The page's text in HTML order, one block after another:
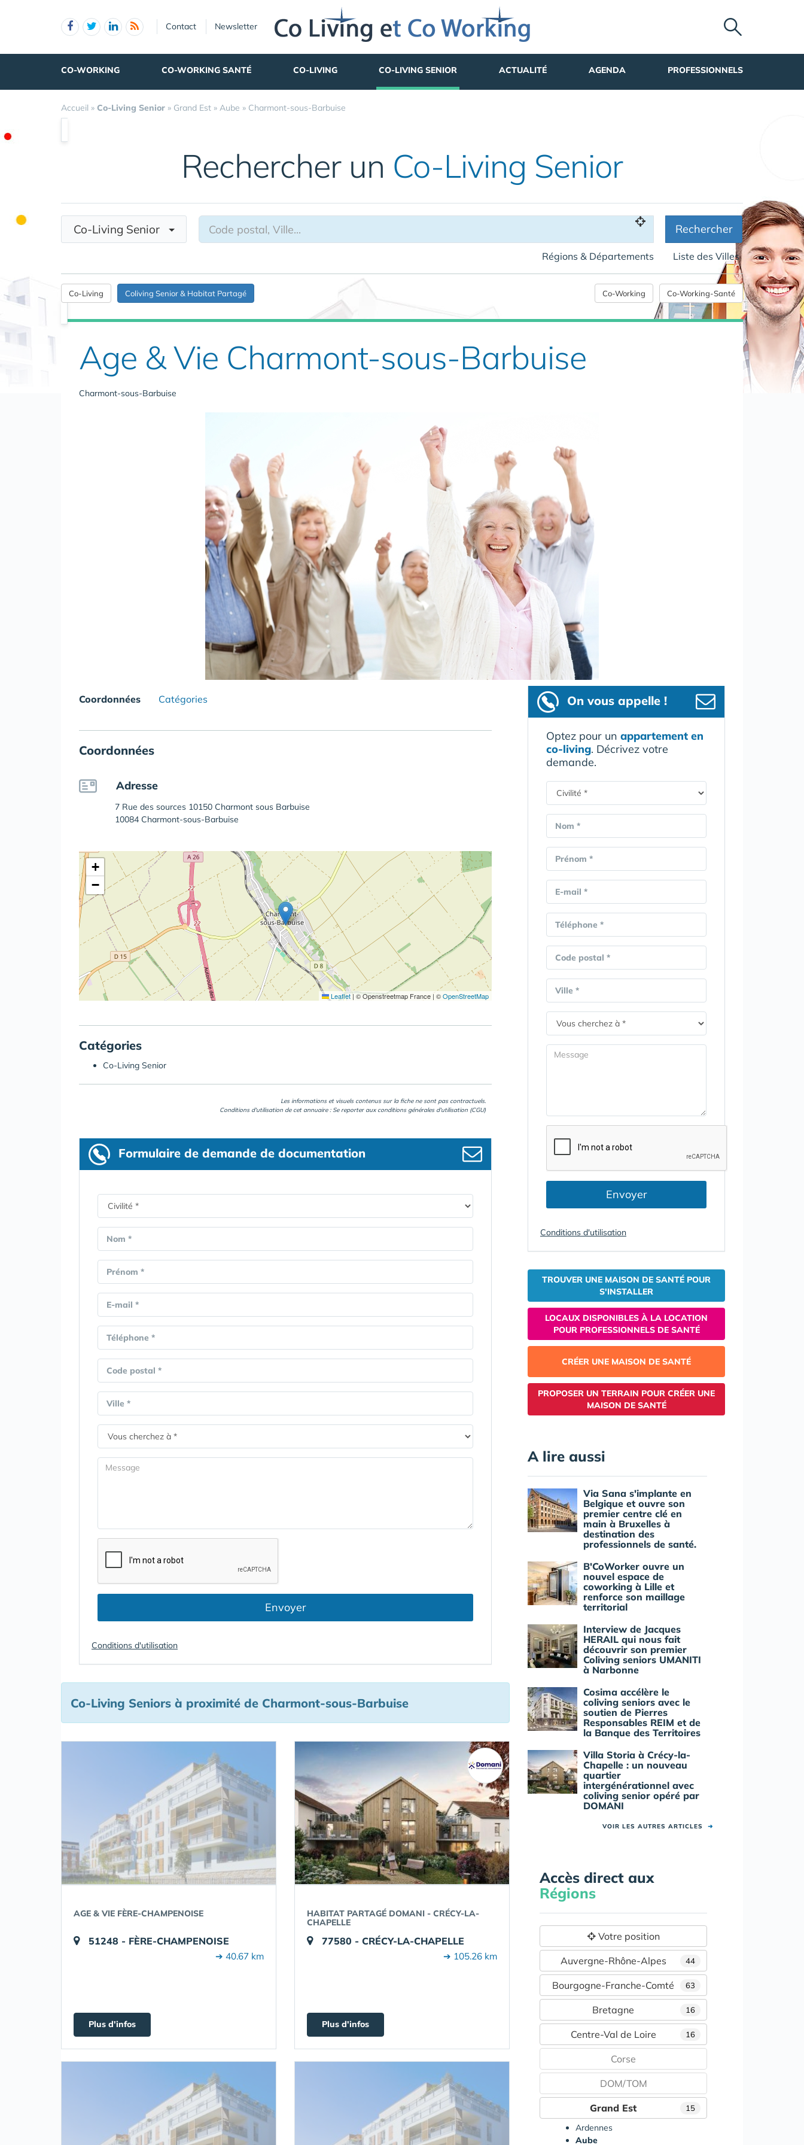
Contact Newsletter
CO-WORKING CO-WORKING SANTÉ CO-LIVING CO-LIVING SENIOR ACTUALITÉ AGENDA PROFESSIONNELS
Accueil » Co-Living Senior » Grand Est » Aube » Charmont-sous-Barbuise
Rechercher un Co-Living Senior
Co-Living Senior Rechercher
Régions & Départements Liste des Villes
Co-Living Coliving Senior & Habitat Partagé Co-Working Co-Working-Santé
Age & Vie Charmont-sous-Barbuise
Charmont-sous-Barbuise
Coordonnées Catégories
Coordonnées
Adresse
7 Rue des sources 10150 Charmont sous Barbuise
10084 Charmont-sous-Barbuise
+
−
Leaflet| © Openstreetmap France | ©OpenStreetMap
Catégories
Co-Living Senior
Les informations et visuels contenus sur la fiche ne sont pas contractuels.
Conditions d'utilisation de cet annuaire : Se reporter aux conditions générales d'utilisation (CGU)
Formulaire de demande de documentation
Nom *
Prénom *
E-mail *
Téléphone *
Code postal *
Ville *
Envoyer
Conditions d'utilisation
Co-Living Seniors à proximité de Charmont-sous-Barbuise
AGE & VIE FÈRE-CHAMPENOISE
51248 - FÈRE-CHAMPENOISE
➔ 40.67 km
Plus d'infos
HABITAT PARTAGÉ DOMANI - CRÉCY-LA-
CHAPELLE
77580 - CRÉCY-LA-CHAPELLE
➔ 105.26 km
Plus d'infos
On vous appelle !
Optez pour un appartement en
co-living. Décrivez votre
demande.
Nom *
Prénom *
E-mail *
Téléphone *
Code postal *
Ville *
Envoyer
Conditions d'utilisation
TROUVER UNE MAISON DE SANTÉ POUR
S'INSTALLER
LOCAUX DISPONIBLES À LA LOCATION
POUR PROFESSIONNELS DE SANTÉ
CRÉER UNE MAISON DE SANTÉ
PROPOSER UN TERRAIN POUR CRÉER UNE
MAISON DE SANTÉ
A lire aussi
Via Sana s'implante en
Belgique et ouvre son
premier centre clé en
main à Bruxelles à
destination des
professionnels de santé.
B'CoWorker ouvre un
nouvel espace de
coworking à Lille et
renforce son maillage
territorial
Interview de Jacques
HERAIL qui nous fait
découvrir son premier
Coliving seniors UMANITI
à Narbonne
Cosima accélère le
coliving seniors avec le
soutien de Pierres
Responsables REIM et de
la Banque des Territoires
Villa Storia à Crécy-la-
Chapelle : un nouveau
quartier
intergénérationnel avec
coliving senior opéré par
DOMANI
VOIR LES AUTRES ARTICLES ➜
Accès direct aux
Régions
Votre position
44
Auvergne-Rhône-Alpes
63
Bourgogne-Franche-Comté
16
Bretagne
16
Centre-Val de Loire
Corse
DOM/TOM
15
Grand Est
Ardennes
Aube